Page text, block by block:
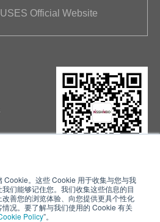
Cookie。这些 Cookie 用于收集与您与我
们能够记住您。我们收集这些信息的目
善您的浏览体验、向您提供更具个性化
况。要了解与我们使用的 Cookie 有关
Policy”。
Official Website
使用条款
网站地图